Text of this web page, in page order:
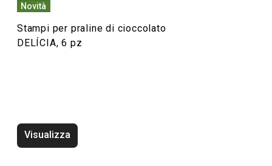
Novità
Stampi per praline di cioccolato
DELÍCIA, 6 pz
Visualizza